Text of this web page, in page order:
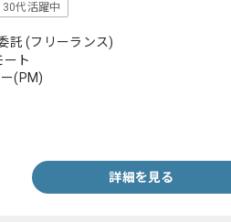
30代活躍中
託(フリーランス)
ト
(PM)
詳細を見る